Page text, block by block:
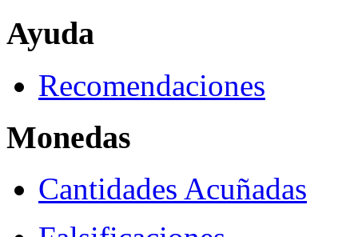
Ayuda
Recomendaciones
Monedas
Cantidades Acuñadas